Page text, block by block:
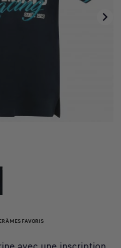

À MES FAVORIS